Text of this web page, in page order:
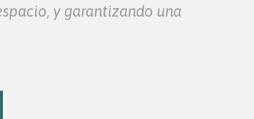
y garantizando una